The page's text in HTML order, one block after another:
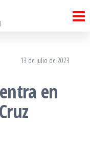
13 de julio de 2023
en